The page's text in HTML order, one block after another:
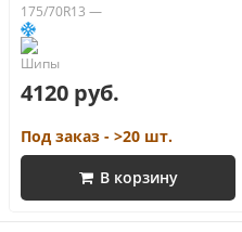
175/70R13 —
4120 руб.
Под заказ - >20 шт.
В корзину